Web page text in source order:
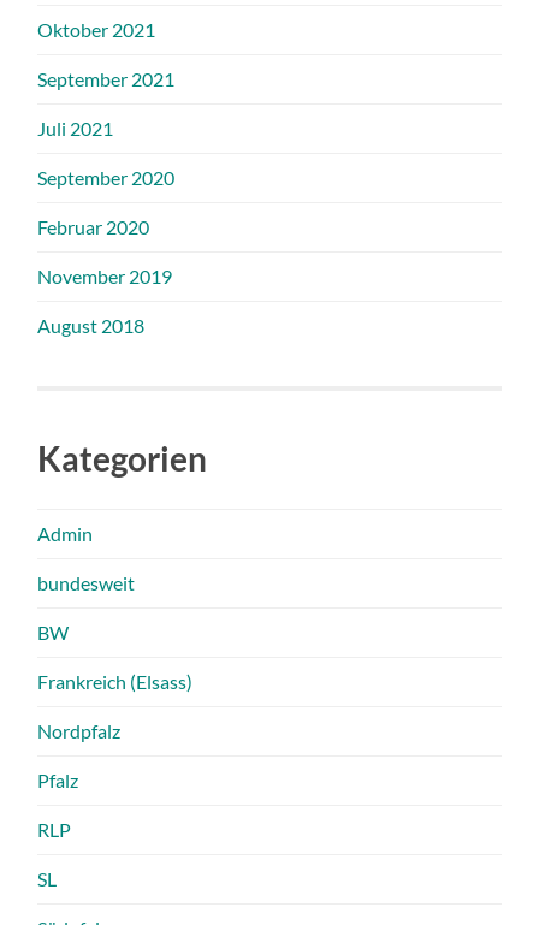
Oktober 2021
September 2021
Juli 2021
September 2020
Februar 2020
November 2019
August 2018
Kategorien
Admin
bundesweit
BW
Frankreich (Elsass)
Nordpfalz
Pfalz
RLP
SL